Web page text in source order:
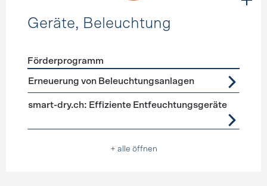
Geräte, Beleuchtung
Förderprogramme Geräte, Beleuchtung
Förderprogramm
Erneuerung von Beleuchtungsanlagen
smart-dry.ch: Effiziente Entfeuchtungsgeräte
+ alle öffnen